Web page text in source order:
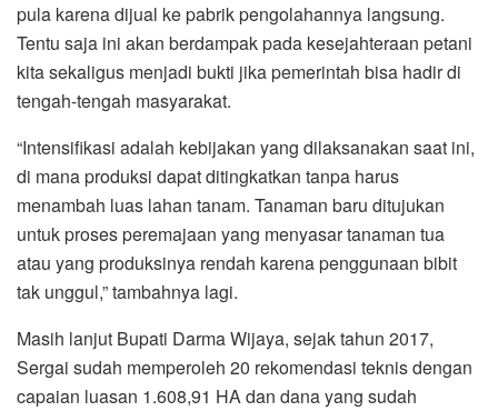
pula karena dijual ke pabrik pengolahannya langsung.
Tentu saja ini akan berdampak pada kesejahteraan petani
kita sekaligus menjadi bukti jika pemerintah bisa hadir di
tengah-tengah masyarakat.
“Intensifikasi adalah kebijakan yang dilaksanakan saat ini,
di mana produksi dapat ditingkatkan tanpa harus
menambah luas lahan tanam. Tanaman baru ditujukan
untuk proses peremajaan yang menyasar tanaman tua
atau yang produksinya rendah karena penggunaan bibit
tak unggul,” tambahnya lagi.
Masih lanjut Bupati Darma Wijaya, sejak tahun 2017,
Sergai sudah memperoleh 20 rekomendasi teknis dengan
capaian luasan 1.608,91 HA dan dana yang sudah